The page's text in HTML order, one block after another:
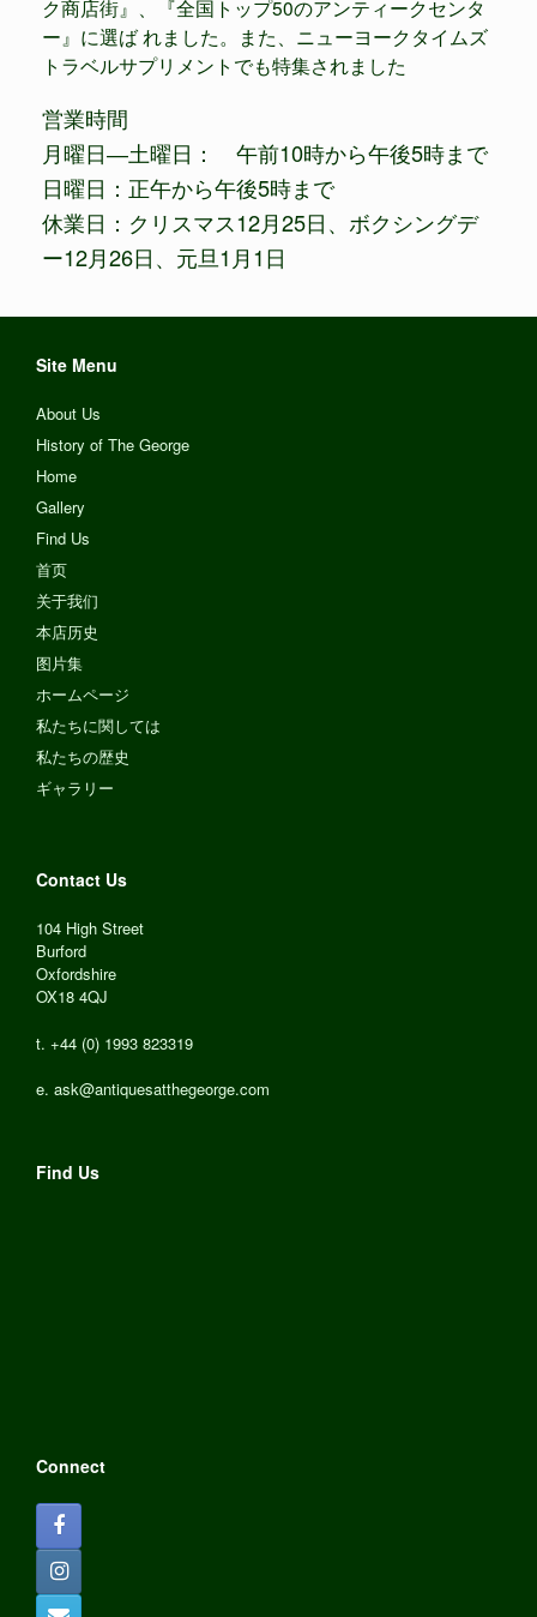
ク商店街』、『全国トップ50のアンティークセンタ
ー』に選ば れました。また、ニューヨークタイムズ
トラベルサプリメントでも特集されました
営業時間
月曜日―土曜日： 午前10時から午後5時まで
日曜日：正午から午後5時まで
休業日：クリスマス12月25日、ボクシングデ
ー12月26日、元旦1月1日
Site Menu
About Us
History of The George
Home
Gallery
Find Us
首页
关于我们
本店历史
图片集
ホームページ
私たちに関しては
私たちの歴史
ギャラリー
Contact Us
104 High Street
Burford
Oxfordshire
OX18 4QJ
t. +44 (0) 1993 823319
e. ask@antiquesatthegeorge.com
Find Us
Connect